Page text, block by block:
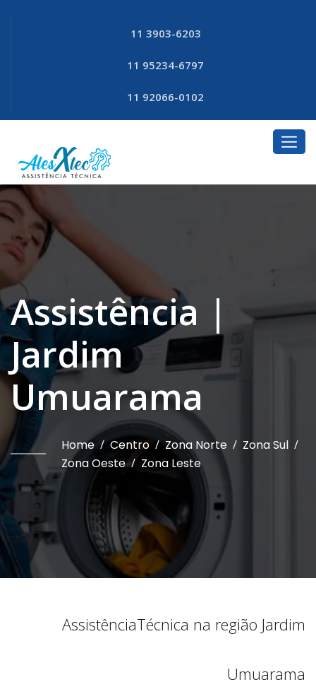
11 3903-6203
11 95234-6797
11 92066-0102
Assistência |
Jardim
Umuarama
Home / Centro / Zona Norte / Zona Sul /
Zona Oeste / Zona Leste
AssistênciaTécnica na região Jardim
Umuarama